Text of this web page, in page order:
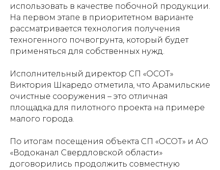
использовать в качестве побочной продукции.
На первом этапе в приоритетном варианте
рассматривается технология получения
техногенного почвогрунта, который будет
применяться для собственных нужд.
Исполнительный директор СП «ОСОТ»
Виктория Шкаредо отметила, что Арамильские
очистные сооружения – это отличная
площадка для пилотного проекта на примере
малого города.
По итогам посещения объекта СП «ОСОТ» и АО
«Водоканал Свердловской области»
договорились продолжить совместную